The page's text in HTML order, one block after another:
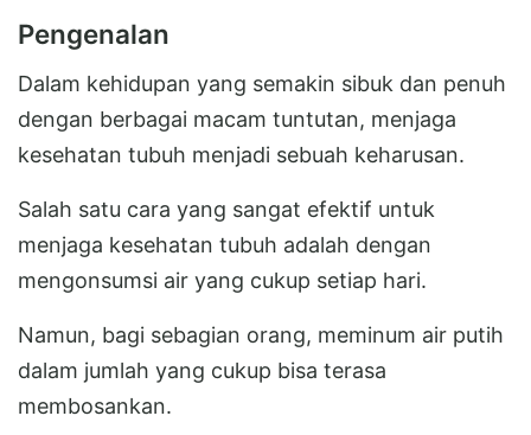
Pengenalan
Dalam kehidupan yang semakin sibuk dan penuh
dengan berbagai macam tuntutan, menjaga
kesehatan tubuh menjadi sebuah keharusan.
Salah satu cara yang sangat efektif untuk
menjaga kesehatan tubuh adalah dengan
mengonsumsi air yang cukup setiap hari.
Namun, bagi sebagian orang, meminum air putih
dalam jumlah yang cukup bisa terasa
membosankan.